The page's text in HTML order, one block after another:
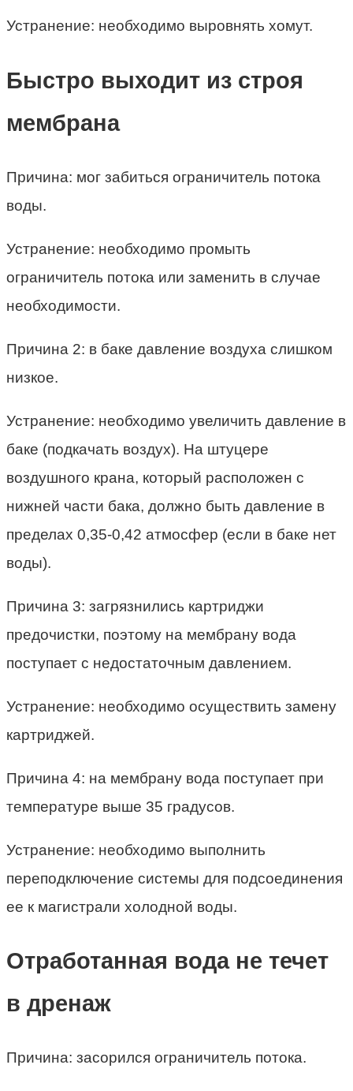
Устранение: необходимо выровнять хомут.
Быстро выходит из строя
мембрана
Причина: мог забиться ограничитель потока
воды.
Устранение: необходимо промыть
ограничитель потока или заменить в случае
необходимости.
Причина 2: в баке давление воздуха слишком
низкое.
Устранение: необходимо увеличить давление в
баке (подкачать воздух). На штуцере
воздушного крана, который расположен с
нижней части бака, должно быть давление в
пределах 0,35-0,42 атмосфер (если в баке нет
воды).
Причина 3: загрязнились картриджи
предочистки, поэтому на мембрану вода
поступает с недостаточным давлением.
Устранение: необходимо осуществить замену
картриджей.
Причина 4: на мембрану вода поступает при
температуре выше 35 градусов.
Устранение: необходимо выполнить
переподключение системы для подсоединения
ее к магистрали холодной воды.
Отработанная вода не течет
в дренаж
Причина: засорился ограничитель потока.